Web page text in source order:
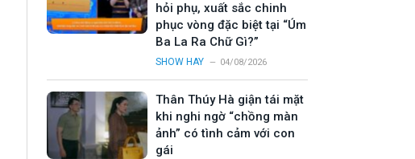
hỏi phụ, xuất sắc chinh
phục vòng đặc biệt tại “Úm
Ba La Ra Chữ Gì?”
SHOW HAY 04/08/2026
Thân Thúy Hà giận tái mặt
khi nghi ngờ “chồng màn
ảnh” có tình cảm với con
gái